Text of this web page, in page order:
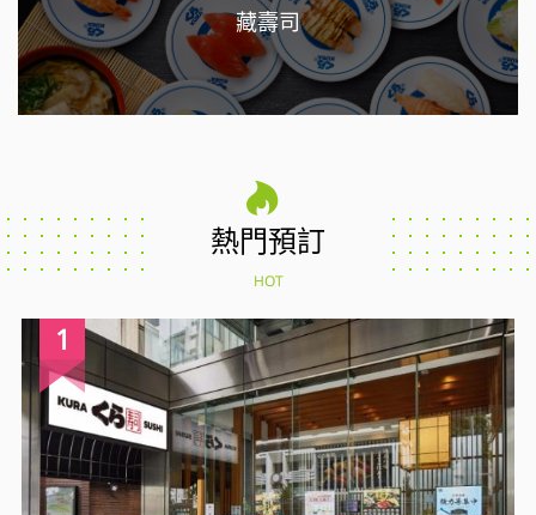
藏壽司
熱門預訂
HOT
1